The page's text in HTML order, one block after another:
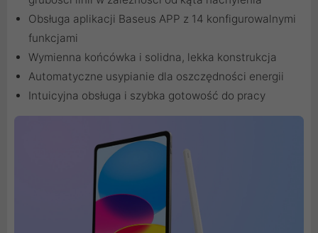
Obsługa aplikacji Baseus APP z 14 konfigurowalnymi
funkcjami
Wymienna końcówka i solidna, lekka konstrukcja
Automatyczne usypianie dla oszczędności energii
Intuicyjna obsługa i szybka gotowość do pracy